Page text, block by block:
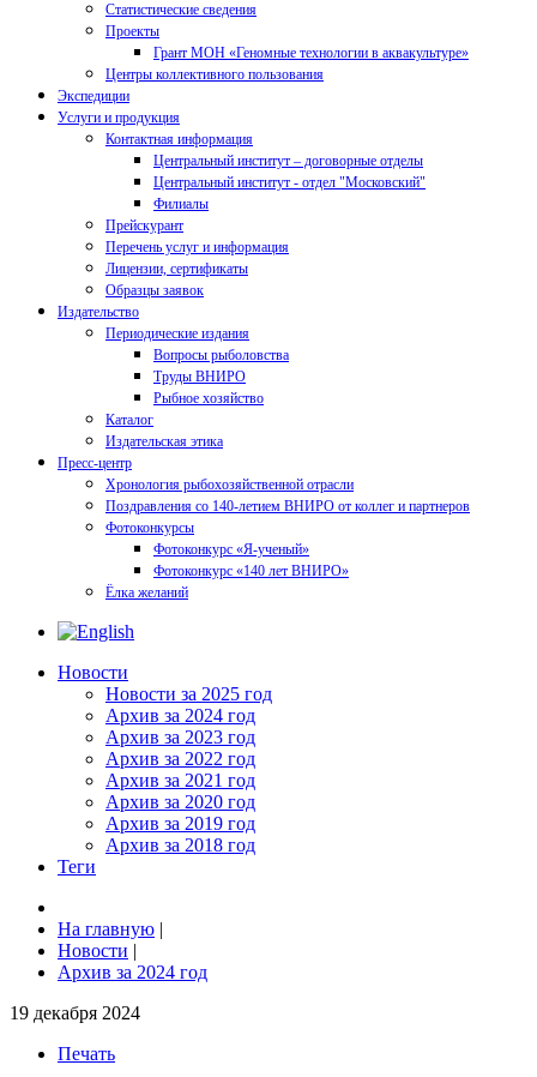
Статистические сведения
Проекты
Грант МОН «Геномные технологии в аквакультуре»
Центры коллективного пользования
Экспедиции
Услуги и продукция
Контактная информация
Центральный институт – договорные отделы
Центральный институт - отдел "Московский"
Филиалы
Прейскурант
Перечень услуг и информация
Лицензии, сертификаты
Образцы заявок
Издательство
Периодические издания
Вопросы рыболовства
Труды ВНИРО
Рыбное хозяйство
Каталог
Издательская этика
Пресс-центр
Хронология рыбохозяйственной отрасли
Поздравления со 140-летием ВНИРО от коллег и партнеров
Фотоконкурсы
Фотоконкурс «Я-ученый»
Фотоконкурс «140 лет ВНИРО»
Ёлка желаний
Новости
Новости за 2025 год
Архив за 2024 год
Архив за 2023 год
Архив за 2022 год
Архив за 2021 год
Архив за 2020 год
Архив за 2019 год
Архив за 2018 год
Теги
На главную |
Новости |
Архив за 2024 год
19 декабря 2024
Печать